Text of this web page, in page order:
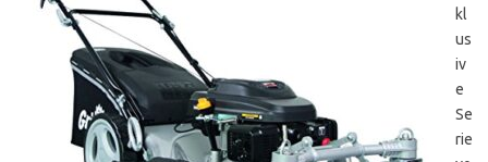
kl
us
iv
e
Se
rie